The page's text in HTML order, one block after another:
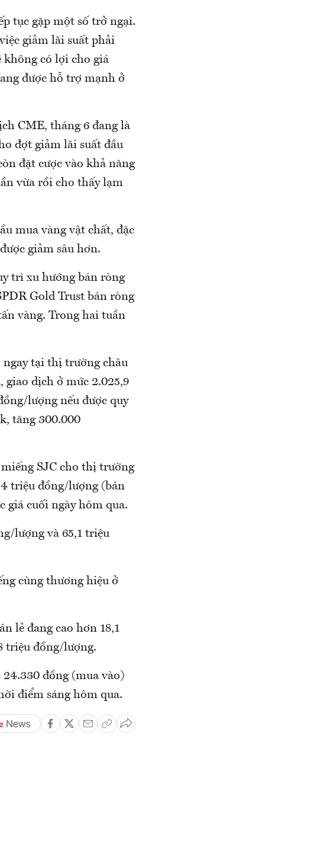
tục gặp một số trở ngại.
giảm lãi suất phải
không có lợi cho giá
được hỗ trợ mạnh ở
CME, tháng 6 đang là
đợt giảm lãi suất đầu
đặt cược vào khả năng
vừa rồi cho thấy lạm
mua vàng vật chất, đặc
giảm sâu hơn.
trì xu hướng bán ròng
Gold Trust bán ròng
vàng. Trong hai tuần
ngay tại thị trường châu
giao dịch ở mức 2.025,9
lượng nếu được quy
tăng 300.000
SJC cho thị trường
triệu đồng/lượng (bán
giá cuối ngày hôm qua.
lượng và 65,1 triệu
cùng thương hiệu ở
lẻ đang cao hơn 18,1
triệu đồng/lượng.
đồng (mua vào)
điểm sáng hôm qua.